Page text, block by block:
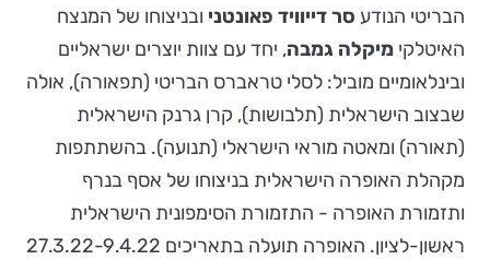
הבריטי הנודע סר דייוויד פאונטני ובניצוחו של המנצח
האיטלקי מיקלה גמבה, יחד עם צוות יוצרים ישראליים
ובינלאומיים מוביל: לסלי טראברס הבריטי (תפאורה), אולה
שבצוב הישראלית (תלבושות), קרן גרנק הישראלית
(תאורה) ומאטה מוראי הישראלי (תנועה). בהשתתפות
מקהלת האופרה הישראלית בניצוחו של אסף בנרף
ותזמורת האופרה - התזמורת הסימפונית הישראלית
ראשון-לציון. האופרה תועלה בתאריכים 27.3.22-9.4.22